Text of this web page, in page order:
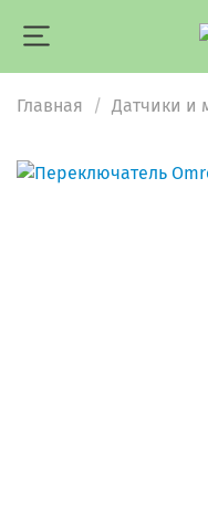
Главная Датчики и